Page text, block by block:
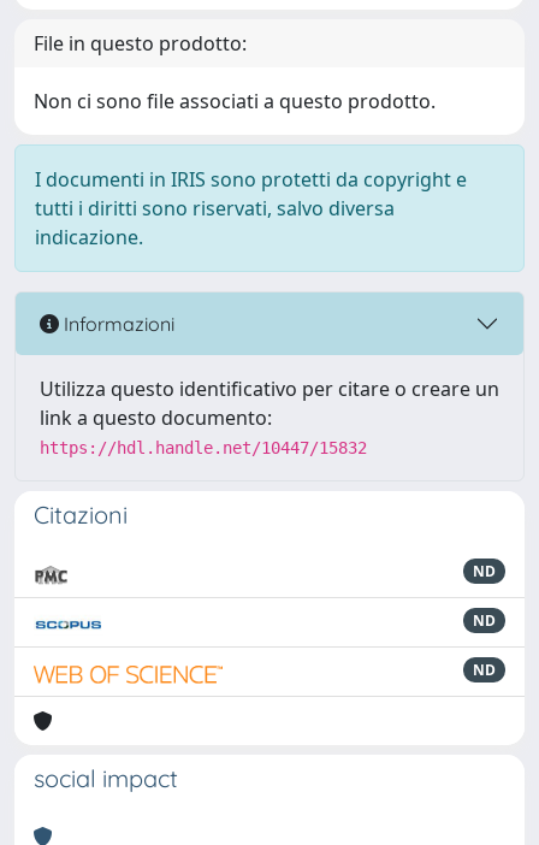
File in questo prodotto:
Non ci sono file associati a questo prodotto.
I documenti in IRIS sono protetti da copyright e
tutti i diritti sono riservati, salvo diversa
indicazione.
Informazioni
Utilizza questo identificativo per citare o creare un
link a questo documento:
https://hdl.handle.net/10447/15832
Citazioni
ND
ND
ND
social impact